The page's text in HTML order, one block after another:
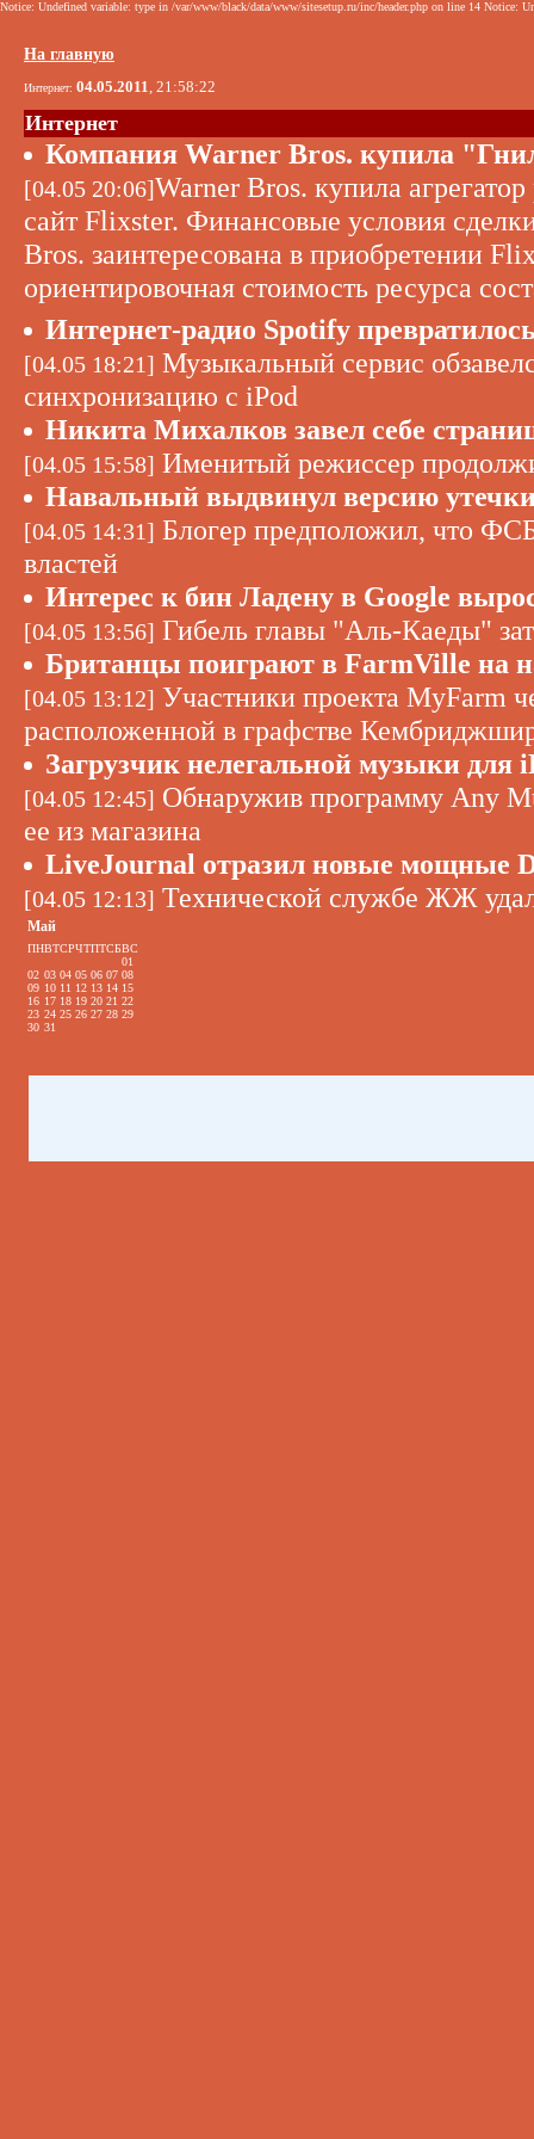
Notice: Undefined variable: type in /var/www/black/data/www/sitesetup.ru/inc/header.php on line 14 Notice:
На главную
Интернет: 04.05.2011, 21:58:22
Интернет
Компания Warner Bros. купила
[04.05 20:06]Warner Bros. купила
сайт Flixster. Финансовые условия
Bros. заинтересована в приобретении
ориентировочная стоимость ресурса
Интернет-радио Spotify
[04.05 18:21] Музыкальный сервис
синхронизацию с iPod
Никита Михалков завел себе
[04.05 15:58] Именитый режиссер
Навальный выдвинул версию
[04.05 14:31] Блогер предположил, что
властей
Интерес к бин Ладену в Google
[04.05 13:56] Гибель главы "Аль-Каеды"
Британцы поиграют в FarmVille на
[04.05 13:12] Участники проекта MyFarm
расположенной в графстве
Загрузчик нелегальной музыки для
[04.05 12:45] Обнаружив программу Any
ее из магазина
LiveJournal отразил новые мощные
[04.05 12:13] Технической службе ЖЖ
Май
ПНВТСРЧТПТСБВС
01
02 03 04 05 06 07 08
09 10 11 12 13 14 15
16 17 18 19 20 21 22
23 24 25 26 27 28 29
30 31